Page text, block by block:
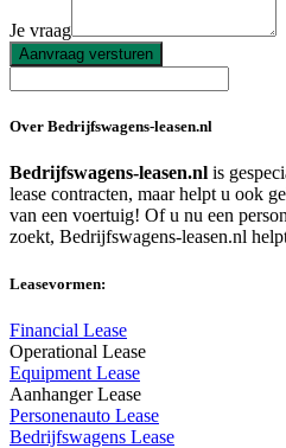
Je vraag
Aanvraag versturen
Over Bedrijfswagens-leasen.nl
Bedrijfswagens-leasen.nl is
lease contracten, maar helpt u ook
van een voertuig! Of u nu een
zoekt, Bedrijfswagens-leasen.nl
Leasevormen:
Financial Lease
Operational Lease
Equipment Lease
Aanhanger Lease
Personenauto Lease
Bedrijfswagens Lease